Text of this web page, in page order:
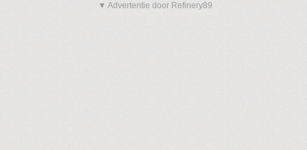
▼ Advertentie door Refinery89